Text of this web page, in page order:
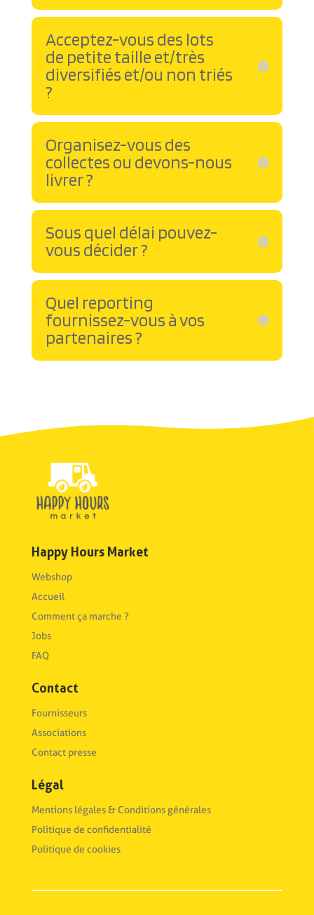
Acceptez-vous des lots
de petite taille et/très
diversifiés et/ou non triés
?
Organisez-vous des
collectes ou devons-nous
livrer ?
Sous quel délai pouvez-
vous décider ?
Quel reporting
fournissez-vous à vos
partenaires ?
Happy Hours Market
Webshop
Accueil
Comment ça marche ?
Jobs
FAQ
Contact
Fournisseurs
Associations
Contact presse
Légal
Mentions légales & Conditions générales
Politique de confidentialité
Politique de cookies